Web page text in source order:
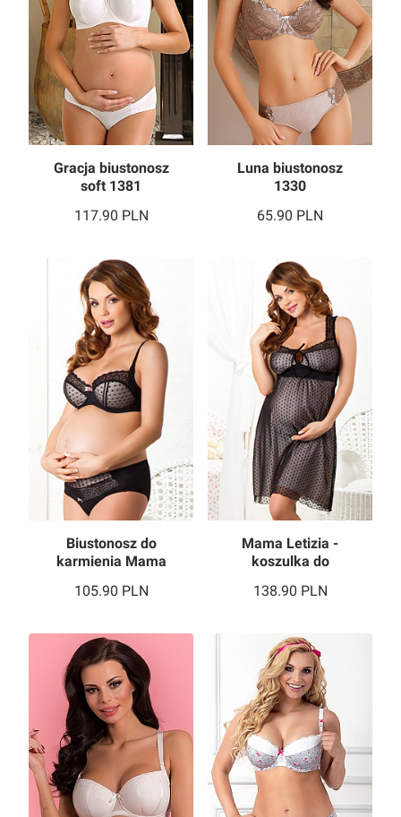
Gracja biustonosz
soft 1381
117.90 PLN
Luna biustonosz
1330
65.90 PLN
Biustonosz do
karmienia Mama
105.90 PLN
Mama Letizia -
koszulka do
138.90 PLN